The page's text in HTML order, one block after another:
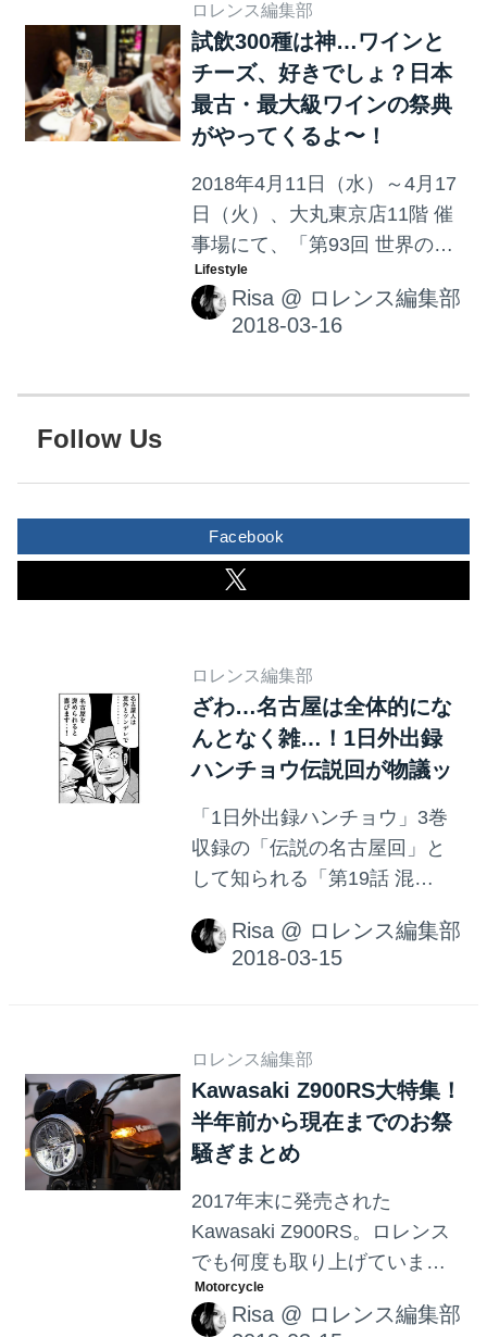
ロレンス編集部
試飲300種は神…ワインと
チーズ、好きでしょ？日本
最古・最大級ワインの祭典
がやってくるよ〜！
2018年4月11日（水）～4月17
日（火）、大丸東京店11階 催
事場にて、「第93回 世界の酒
とチーズフェスティバル」が
開催。これは見逃しちゃいけ
ないやつでは…！
Risa @ ロレンス編集部
Follow Us
Facebook
ロレンス編集部
ざわ…名古屋は全体的にな
んとなく雑…！1日外出録
ハンチョウ伝説回が物議ッ
「1日外出録ハンチョウ」3巻
収録の「伝説の名古屋回」と
して知られる「第19話 混
た「名古屋像」を名古屋民は
納得してくれるのか？コミッ
19話を無料公開！
Risa @ ロレンス編集部
ロレンス編集部
Kawasaki Z900RS大特集！
半年前から現在までのお祭
騒ぎまとめ
2017年末に発売された
Kawasaki Z900RS。ロレンス
でも何度も取り上げていま
す。21世紀のZ1が出るま
で・・・そしてレビューも、
Risa @ ロレンス編集部